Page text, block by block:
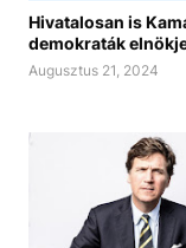
Hivatalosan is
demokraták
Augusztus 21, 2024